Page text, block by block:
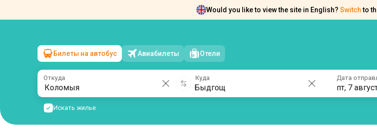
Would you like to view the site in English? Switch to
Коломыя→Быдгощ
пт, 7 августа/1 пассажир
Билеты на автобус Авиабилеты Отели
Откуда Куда Дата
пт, 7
Искать жилье